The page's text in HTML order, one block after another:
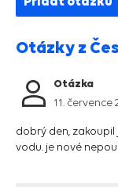
Otázky z
Otázka
11. července
dobrý den,
vodu. je nové